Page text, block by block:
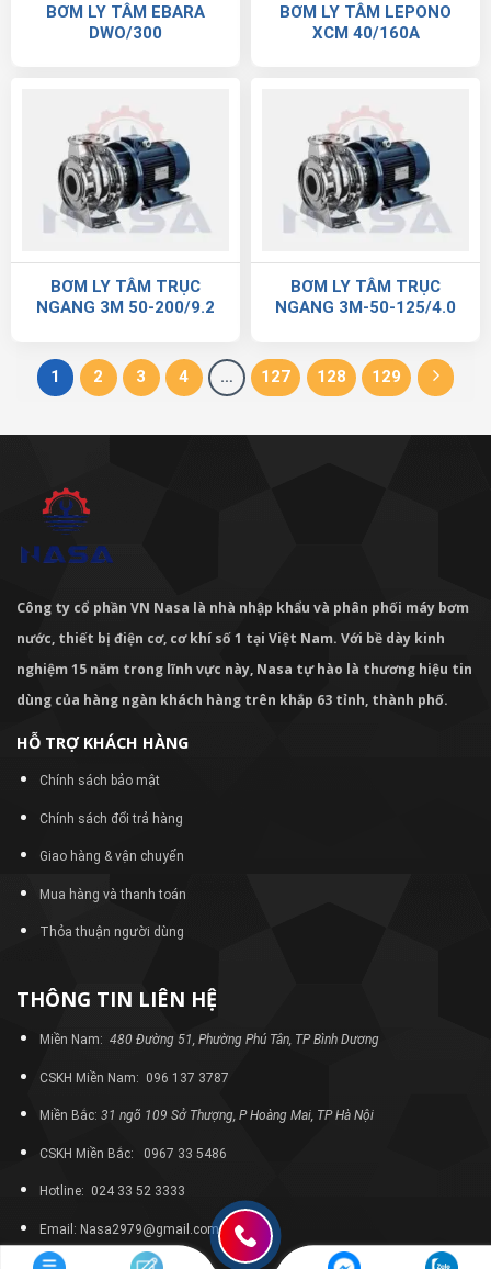
BƠM LY TÂM EBARA
DWO/300
BƠM LY TÂM LEPONO
XCM 40/160A
BƠM LY TÂM TRỤC
NGANG 3M 50-200/9.2
BƠM LY TÂM TRỤC
NGANG 3M-50-125/4.0
1 2 3 4 … 127 128 129
Công ty cổ phần VN Nasa là nhà nhập khẩu và phân phối máy bơm
nước, thiết bị điện cơ, cơ khí số 1 tại Việt Nam. Với bề dày kinh
nghiệm 15 năm trong lĩnh vực này, Nasa tự hào là thương hiệu tin
dùng của hàng ngàn khách hàng trên khắp 63 tỉnh, thành phố.
HỖ TRỢ KHÁCH HÀNG
Chính sách bảo mật
Chính sách đổi trả hàng
Giao hàng & vận chuyển
Mua hàng và thanh toán
Thỏa thuận người dùng
THÔNG TIN LIÊN HỆ
Miền Nam: 480 Đường 51, Phường Phú Tân, TP Bình Dương
CSKH Miền Nam: 096 137 3787
Miền Bắc: 31 ngõ 109 Sở Thượng, P Hoàng Mai, TP Hà Nội
CSKH Miền Bắc: 0967 33 5486
Hotline: 024 33 52 3333
Email: Nasa2979@gmail.com